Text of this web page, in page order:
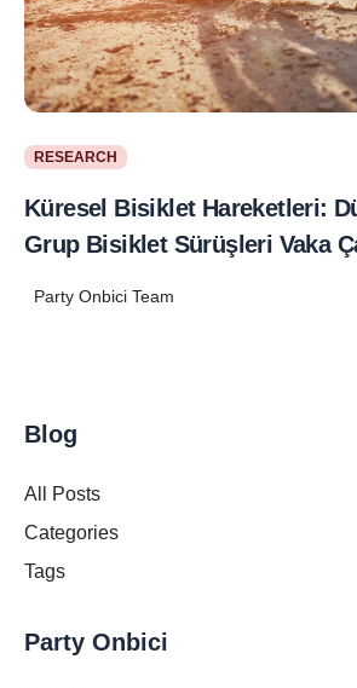
RESEARCH
Küresel Bisiklet Hareketleri:
Grup Bisiklet Sürüşleri Vaka
Party Onbici Team
Blog
All Posts
Categories
Tags
Party Onbici